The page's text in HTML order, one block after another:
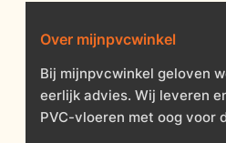
Over mijnpvcwinkel
Bij mijnpvcwinkel geloven
eerlijk advies. Wij leveren
PVC-vloeren met oog voor